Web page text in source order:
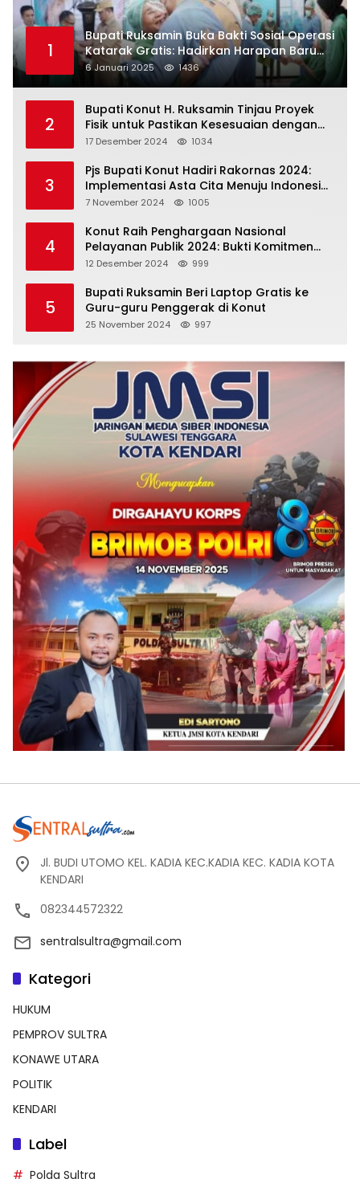
1
Bupati Ruksamin Buka Bakti Sosial Operasi
Katarak Gratis: Hadirkan Harapan Baru
bagi Masyarakat Konut
6 Januari 2025 1436
2
Bupati Konut H. Ruksamin Tinjau Proyek
Fisik untuk Pastikan Kesesuaian dengan
Perencanaan
17 Desember 2024 1034
3
Pjs Bupati Konut Hadiri Rakornas 2024:
Implementasi Asta Cita Menuju Indonesia
Emas
7 November 2024 1005
4
Konut Raih Penghargaan Nasional
Pelayanan Publik 2024: Bukti Komitmen
Menuju Pelayanan Prima
12 Desember 2024 999
5
Bupati Ruksamin Beri Laptop Gratis ke
Guru-guru Penggerak di Konut
25 November 2024 997
Jl. BUDI UTOMO KEL. KADIA KEC.KADIA KEC. KADIA KOTA
KENDARI
082344572322
sentralsultra@gmail.com
Kategori
HUKUM
PEMPROV SULTRA
KONAWE UTARA
POLITIK
KENDARI
Label
Polda Sultra